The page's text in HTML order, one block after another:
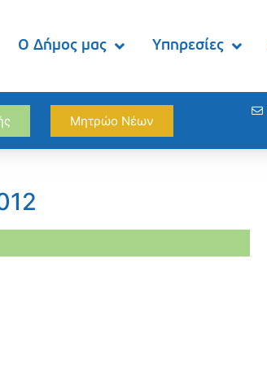
Ο Δήμος μας Υπηρεσίες
Μητρώο Νέων